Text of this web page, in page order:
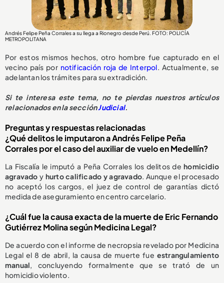
Andrés Felipe Peña Corrales a su llega a Rionegro desde Perú. FOTO: POLICÍA
METROPOLITANA
Por estos mismos hechos, otro hombre fue capturado en el
vecino país por notificación roja de Interpol . Actualmente, se
adelantan los trámites para su extradición.
Si te interesa este tema, no te pierdas nuestros artículos
relacionados en la sección Judicial.
Preguntas y respuestas relacionadas
¿Qué delitos le imputaron a Andrés Felipe Peña
Corrales por el caso del auxiliar de vuelo en Medellín?
La Fiscalía le imputó a Peña Corrales los delitos dehomicidio
agravado y hurto calificado y agravado. Aunque el procesado
no aceptó los cargos, el juez de control de garantías dictó
medida de aseguramiento en centro carcelario.
¿Cuál fue la causa exacta de la muerte de Eric Fernando
Gutiérrez Molina según Medicina Legal?
De acuerdo con el informe de necropsia revelado por Medicina
Legal el 8 de abril, la causa de muerte fue estrangulamiento
manual , concluyendo formalmente que se trató de un
homicidio violento.